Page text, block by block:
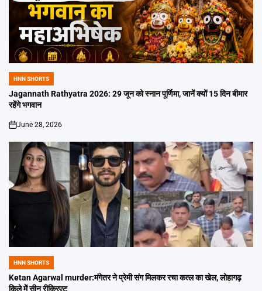
POSTED
IN
HNN SHORTS
Jagannath Rathyatra 2026: 29 जून को स्नान पूर्णिमा, जानें क्यों 15 दिन बीमार
रहेंगे भगवान
on
June 28, 2026
POSTED
IN
HNN SHORTS
Ketan Agarwal murder:मंगेतर ने प्रेमी संग मिलकर रचा कत्ल का खेल, लोहागढ़
किले में सीन रीक्रिएट